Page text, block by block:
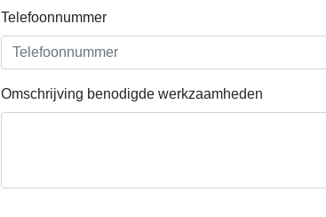
Telefoonnummer
Omschrijving benodigde werkzaamheden